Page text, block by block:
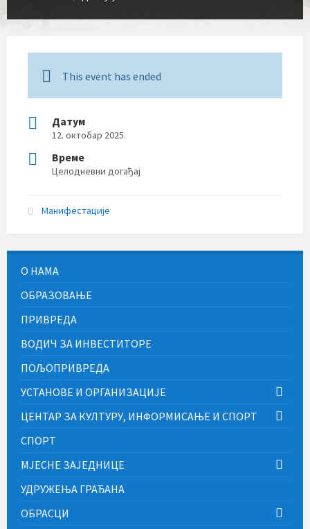
This event has ended
Датум
12. октобар 2025.
Време
Целодневни догађај
Манифестације
О НАМА
ОБРАЗОВАЊЕ
ПРИВРЕДА
ВОДИЧ ЗА ИНВЕСТИТОРЕ
ПОЉОПРИВРЕДА
УСТАНОВЕ И ОРГАНИЗАЦИЈЕ
ЦЕНТАР ЗА КУЛТУРУ, ИНФОРМИСАЊЕ И СПОРТ
СПОРТ
МЈЕСНЕ ЗАЈЕДНИЦЕ
УДРУЖЕЊА ГРАЂАНА
ОБРАСЦИ